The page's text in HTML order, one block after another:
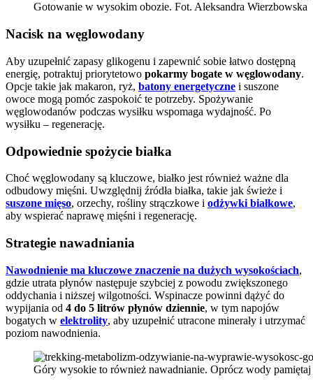
Gotowanie w wysokim obozie. Fot. Aleksandra Wierzbowska
Nacisk na węglowodany
Aby uzupełnić zapasy glikogenu i zapewnić sobie łatwo dostępną
energię, potraktuj priorytetowo pokarmy bogate w węglowodany.
Opcje takie jak makaron, ryż, batony energetyczne i suszone
owoce mogą pomóc zaspokoić te potrzeby. Spożywanie
węglowodanów podczas wysiłku wspomaga wydajność. Po
wysiłku – regenerację.
Odpowiednie spożycie białka
Choć węglowodany są kluczowe, białko jest również ważne dla
odbudowy mięśni. Uwzględnij źródła białka, takie jak świeże i
suszone mięso, orzechy, rośliny strączkowe i odżywki białkowe,
aby wspierać naprawę mięśni i regenerację.
Strategie nawadniania
Nawodnienie ma kluczowe znaczenie na dużych wysokościach,
gdzie utrata płynów następuje szybciej z powodu zwiększonego
oddychania i niższej wilgotności. Wspinacze powinni dążyć do
wypijania od 4 do 5 litrów płynów dziennie, w tym napojów
bogatych w elektrolity, aby uzupełnić utracone minerały i utrzymać
poziom nawodnienia.
Góry wysokie to również nawadnianie. Oprócz wody